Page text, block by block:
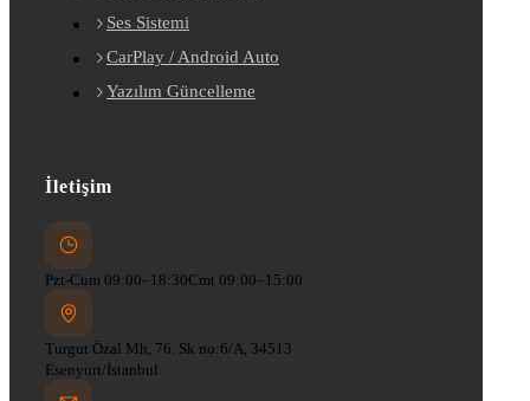
Ses Sistemi
CarPlay / Android Auto
Yazılım Güncelleme
İletişim
Pzt-Cum 09:00–18:30Cmt 09:00–15:00
Turgut Özal Mh, 76. Sk no:6/A, 34513
Esenyurt/İstanbul